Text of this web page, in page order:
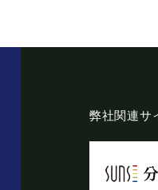
照会・修正・削除など
して適用される日本の法
弊社関連サ